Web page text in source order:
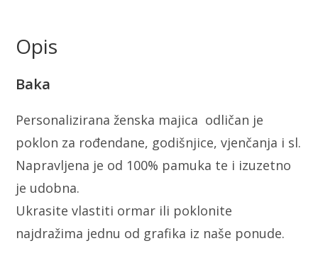
Opis
Baka
Personalizirana ženska majica odličan je
poklon za rođendane, godišnjice, vjenčanja i sl.
Napravljena je od 100% pamuka te i izuzetno
je udobna.
Ukrasite vlastiti ormar ili poklonite
najdražima jednu od grafika iz naše ponude.